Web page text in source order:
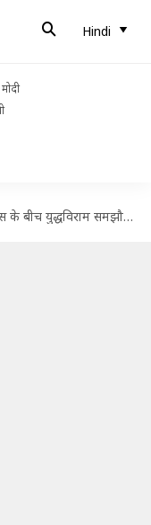
Hindi
मोदी
पर नहीं बनी बात, दोनों अपनी शर्तों पर अड़े